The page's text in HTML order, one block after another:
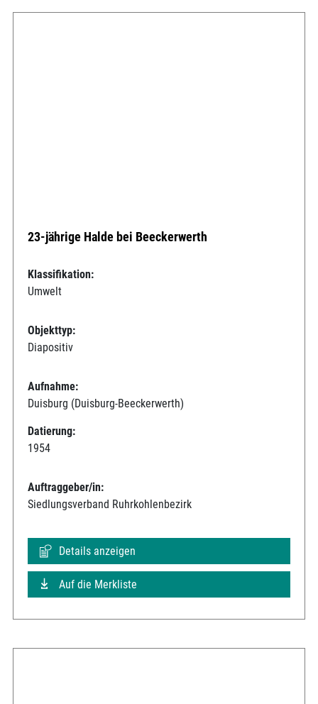
23-jährige Halde bei Beeckerwerth
Klassifikation:
Umwelt
Objekttyp:
Diapositiv
Aufnahme:
Duisburg (Duisburg-Beeckerwerth)
Datierung:
1954
Auftraggeber/in:
Siedlungsverband Ruhrkohlenbezirk
Details anzeigen
Auf die Merkliste